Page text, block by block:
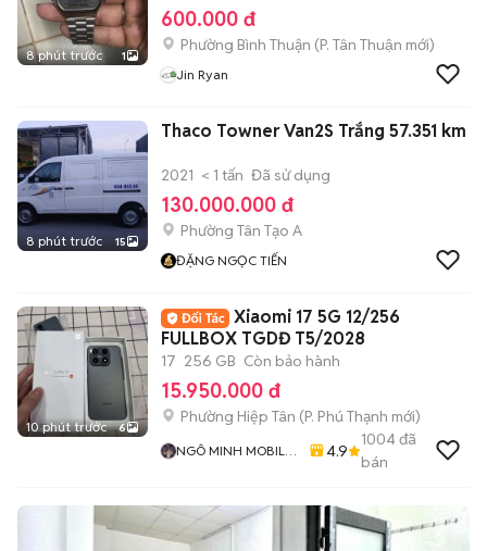
8 phút trước 1
600.000 đ
Phường Bình Thuận (P. Tân Thuận mới)
Jin Ryan
8 phút trước 15
Thaco Towner Van2S Trắng 57.351 km
2021 < 1 tấn Đã sử dụng
130.000.000 đ
Phường Tân Tạo A
ĐẶNG NGỌC TIẾN
10 phút trước 6
Xiaomi 17 5G 12/256
FULLBOX TGDĐ T5/2028
17 256 GB Còn bảo hành
15.950.000 đ
Phường Hiệp Tân (P. Phú Thạnh mới)
NGÔ MINH MOBILE
4.9
1004đã
bán